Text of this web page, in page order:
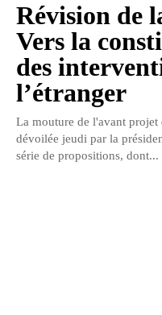
Révision de
Vers la
des
l’étranger
La mouture de l'avant
dévoilée jeudi par la
série de propositions, dont...